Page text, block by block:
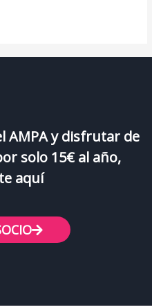
AMPA y disfrutar de
solo 15€ al año,
aquí